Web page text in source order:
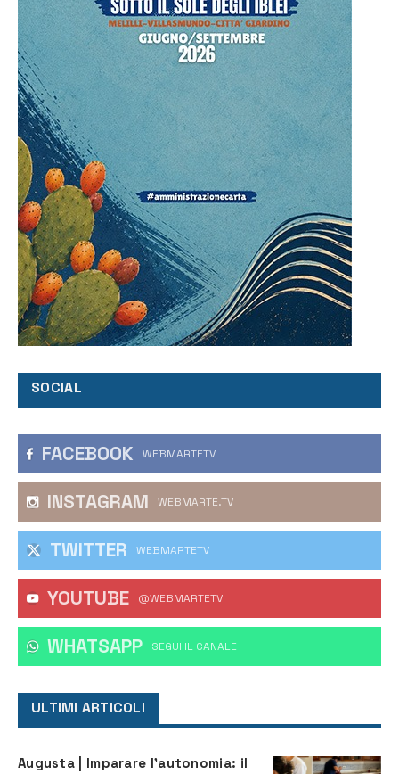
SOCIAL
FACEBOOK WEBMARTETV
INSTAGRAM WEBMARTE.TV
TWITTER WEBMARTETV
YOUTUBE @WEBMARTETV
WHATSAPP ‎SEGUI IL CANALE
ULTIMI ARTICOLI
Augusta | Imparare l’autonomia: il